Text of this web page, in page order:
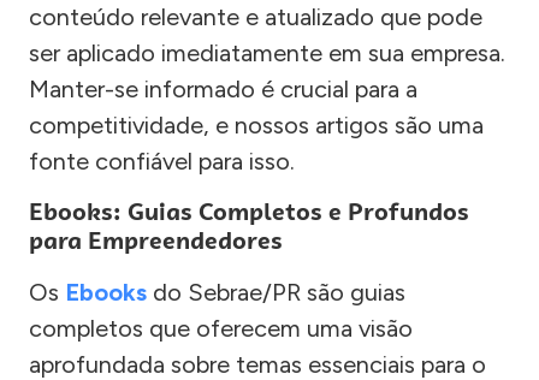
conteúdo relevante e atualizado que pode
ser aplicado imediatamente em sua empresa.
Manter-se informado é crucial para a
competitividade, e nossos artigos são uma
fonte confiável para isso.
Ebooks: Guias Completos e Profundos
para Empreendedores
Os Ebooks do Sebrae/PR são guias
completos que oferecem uma visão
aprofundada sobre temas essenciais para o